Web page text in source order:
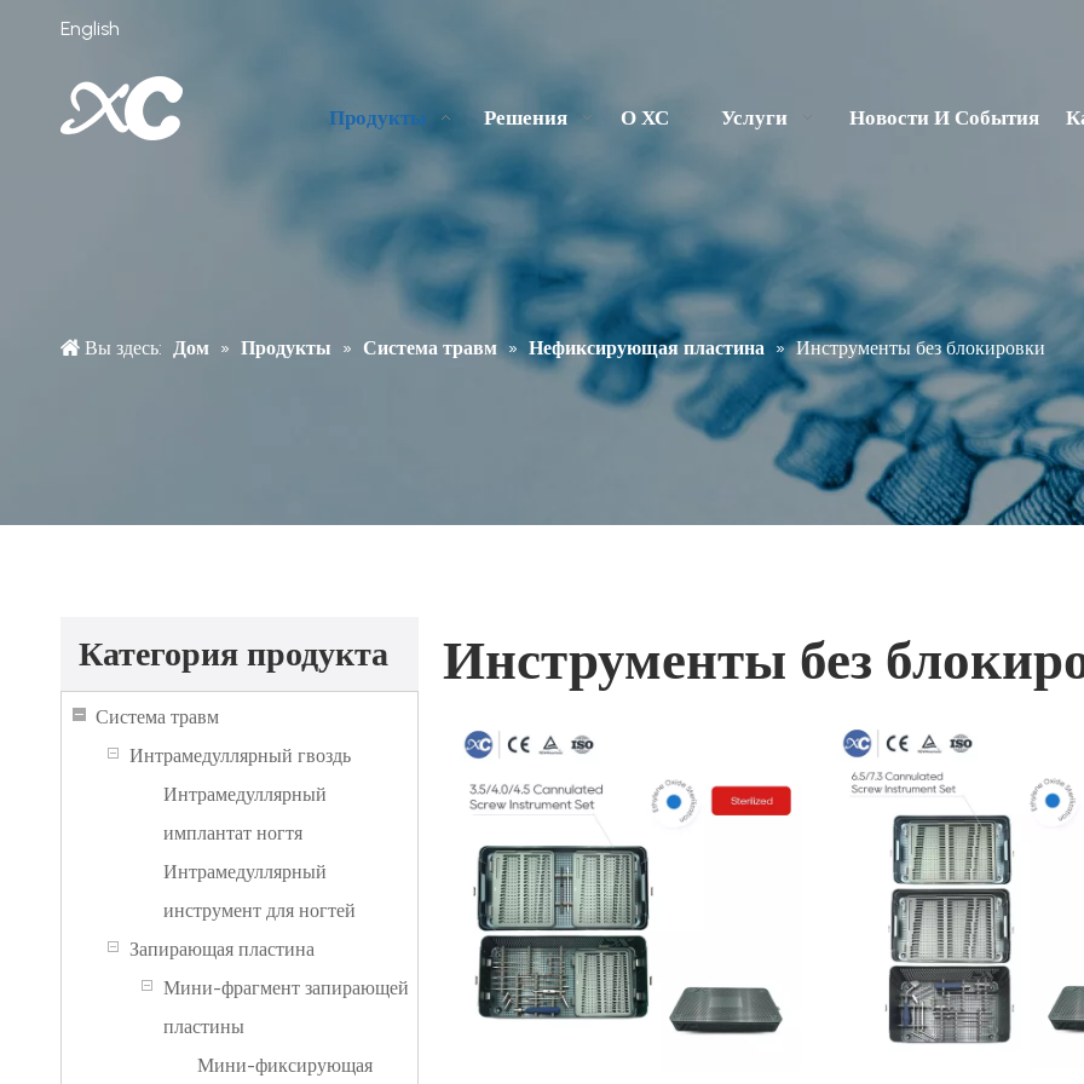
English
Продукты Решения О ХС Услуги Новости И События
Вы здесь: Дом » Продукты » Система травм » Нефиксирующая пластина » Инструменты без блокировки
Категория продукта
Система травм
Интрамедуллярный гвоздь
Интрамедуллярный
имплантат ногтя
Интрамедуллярный
инструмент для ногтей
Запирающая пластина
Мини-фрагмент запирающей
пластины
Мини-фиксирующая
Инструменты без